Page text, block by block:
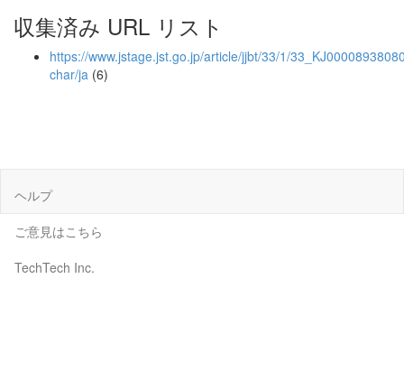
収集済み URL リスト
https://www.jstage.jst.go.jp/article/jjbt/33/1/
char/ja (6)
ヘルプ
ご意見はこちら
TechTech Inc.